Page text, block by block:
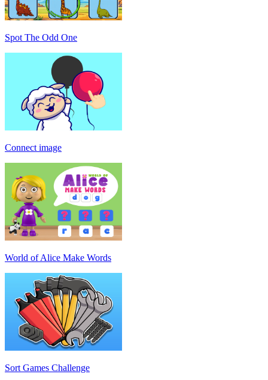
Spot The Odd One
Connect image
World of Alice Make Words
Sort Games Challenge